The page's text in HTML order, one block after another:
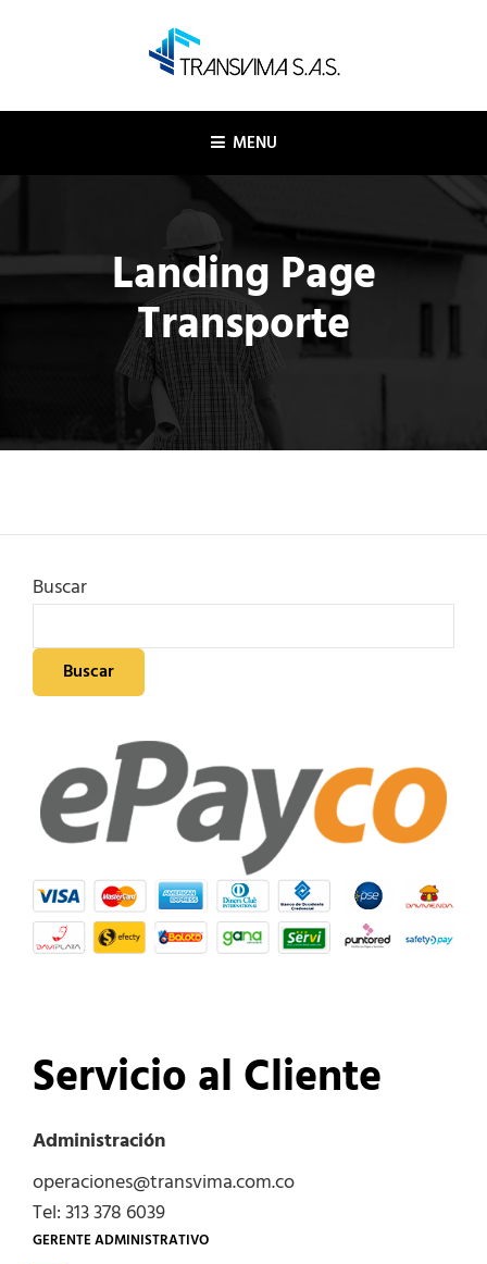
TRANSVIMA SAS
Logística y transporte
MENU
Landing Page
Transporte
Buscar
Buscar
Servicio al Cliente
Administración
operaciones@transvima.com.co
Tel: 313 378 6039
GERENTE ADMINISTRATIVO